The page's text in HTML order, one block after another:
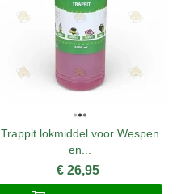
Trappit lokmiddel voor Wespen
en...
€ 26,95